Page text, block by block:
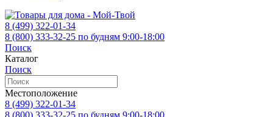
8 (499) 322-01-34
8 (800) 333-32-25 по будням 9:00-18:00
Поиск
Каталог
Поиск
Местоположение
8 (499) 322-01-34
8 (800) 333-32-25 по будням 9:00-18:00